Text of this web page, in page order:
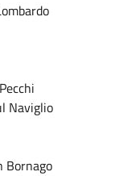
Naviglio
Bornago